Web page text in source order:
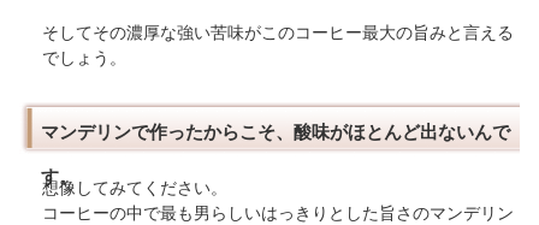
そしてその濃厚な強い苦味がこのコーヒー最大の旨みと言える
でしょう。
マンデリンで作ったからこそ、酸味がほとんど出ないんで
す。
想像してみてください。
コーヒーの中で最も男らしいはっきりとした旨さのマンデリン